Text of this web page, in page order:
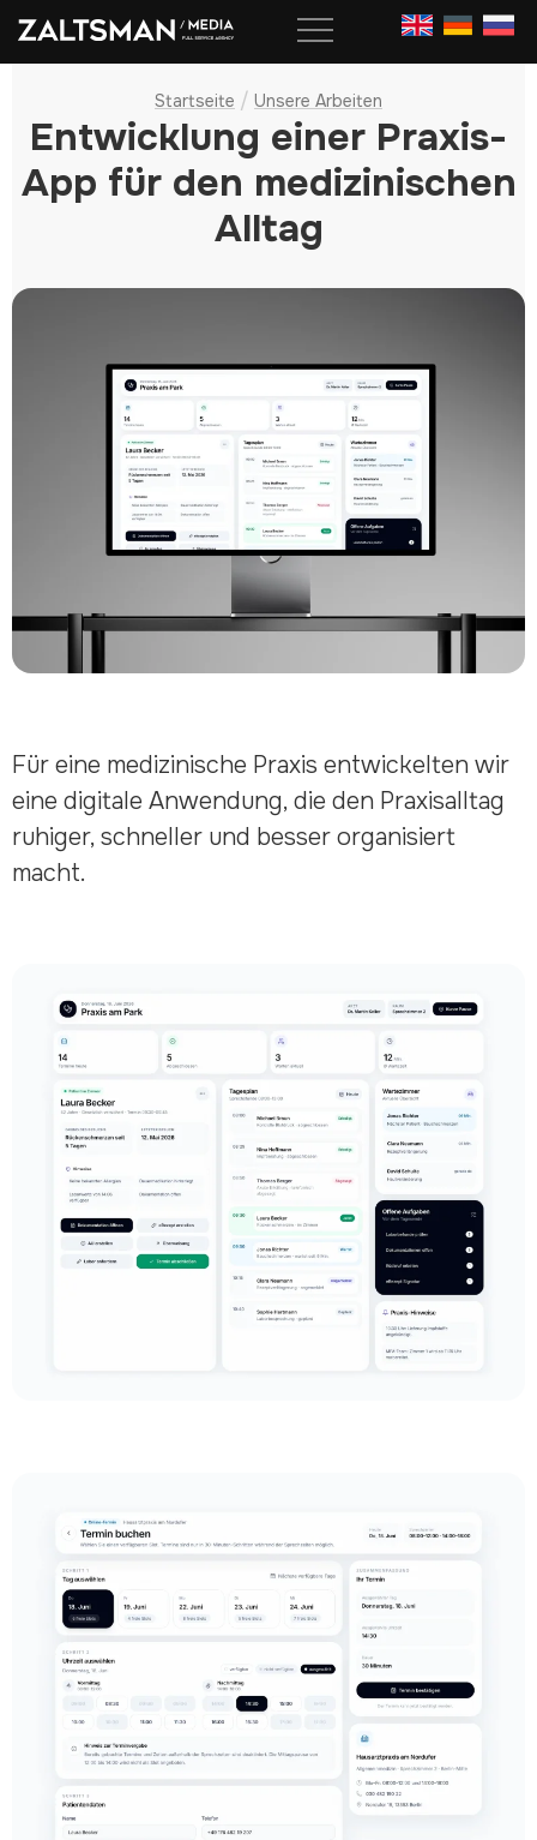
content
Startseite / Unsere Arbeiten
Entwicklung einer Praxis-
App für den medizinischen
Alltag
Für eine medizinische Praxis entwickelten wir
eine digitale Anwendung, die den Praxisalltag
ruhiger, schneller und besser organisiert
macht.